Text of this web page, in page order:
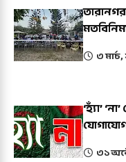
৩
‘হ্যাঁ’
৩১